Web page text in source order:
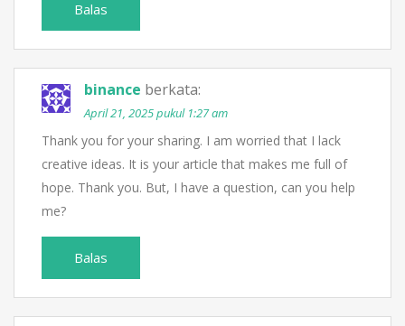
Balas
binance berkata:
April 21, 2025 pukul 1:27 am
Thank you for your sharing. I am worried that I lack
creative ideas. It is your article that makes me full of
hope. Thank you. But, I have a question, can you help
me?
Balas